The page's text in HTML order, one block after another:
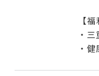
【
・
・